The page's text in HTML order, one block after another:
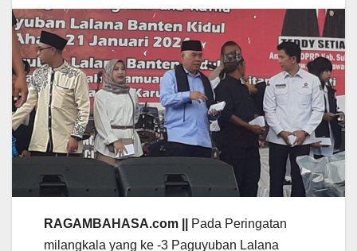
RAGAMBAHASA.com ||
Pada Peringatan
milangkala yang ke -3 Paguyuban Lalana